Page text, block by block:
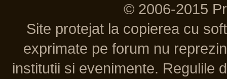
© 2006-2015
Site protejat la copierea cu
exprimate pe forum nu
institutii si evenimente. Regulile